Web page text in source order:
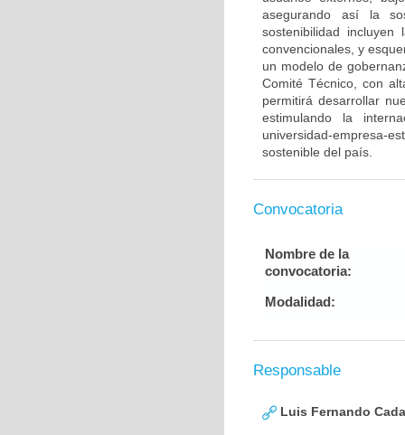
asegurando así la
sostenibilidad
convencionales, y
un modelo de
Comité Técnico, con
permitirá desarrollar
estimulando la
universidad-empresa-
sostenible del país.
Convocatoria
Nombre de la
convocatoria:
Modalidad:
Responsable
Luis Fernando